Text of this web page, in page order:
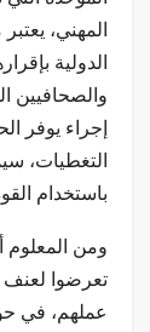
المهني،
الدولية
والصحافيين
إجراء يوفر
التغطيات،
باستخدام
ومن المعلوم
تعرضوا لعنف
عملهم، في